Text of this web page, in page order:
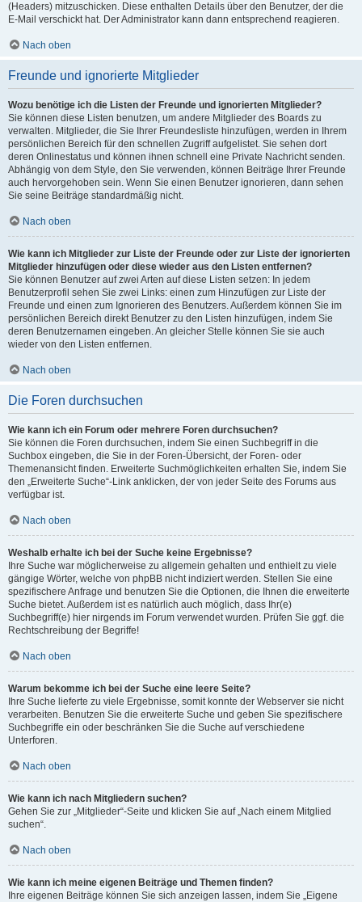
(Headers) mitzuschicken. Diese enthalten Details über den Benutzer, der die
E-Mail verschickt hat. Der Administrator kann dann entsprechend reagieren.
Nach oben
Freunde und ignorierte Mitglieder
Wozu benötige ich die Listen der Freunde und ignorierten Mitglieder?
Sie können diese Listen benutzen, um andere Mitglieder des Boards zu
verwalten. Mitglieder, die Sie Ihrer Freundesliste hinzufügen, werden in Ihrem
persönlichen Bereich für den schnellen Zugriff aufgelistet. Sie sehen dort
deren Onlinestatus und können ihnen schnell eine Private Nachricht senden.
Abhängig von dem Style, den Sie verwenden, können Beiträge Ihrer Freunde
auch hervorgehoben sein. Wenn Sie einen Benutzer ignorieren, dann sehen
Sie seine Beiträge standardmäßig nicht.
Nach oben
Wie kann ich Mitglieder zur Liste der Freunde oder zur Liste der ignorierten
Mitglieder hinzufügen oder diese wieder aus den Listen entfernen?
Sie können Benutzer auf zwei Arten auf diese Listen setzen: In jedem
Benutzerprofil sehen Sie zwei Links: einen zum Hinzufügen zur Liste der
Freunde und einen zum Ignorieren des Benutzers. Außerdem können Sie im
persönlichen Bereich direkt Benutzer zu den Listen hinzufügen, indem Sie
deren Benutzernamen eingeben. An gleicher Stelle können Sie sie auch
wieder von den Listen entfernen.
Nach oben
Die Foren durchsuchen
Wie kann ich ein Forum oder mehrere Foren durchsuchen?
Sie können die Foren durchsuchen, indem Sie einen Suchbegriff in die
Suchbox eingeben, die Sie in der Foren-Übersicht, der Foren- oder
Themenansicht finden. Erweiterte Suchmöglichkeiten erhalten Sie, indem Sie
den „Erweiterte Suche“-Link anklicken, der von jeder Seite des Forums aus
verfügbar ist.
Nach oben
Weshalb erhalte ich bei der Suche keine Ergebnisse?
Ihre Suche war möglicherweise zu allgemein gehalten und enthielt zu viele
gängige Wörter, welche von phpBB nicht indiziert werden. Stellen Sie eine
spezifischere Anfrage und benutzen Sie die Optionen, die Ihnen die erweiterte
Suche bietet. Außerdem ist es natürlich auch möglich, dass Ihr(e)
Suchbegriff(e) hier nirgends im Forum verwendet wurden. Prüfen Sie ggf. die
Rechtschreibung der Begriffe!
Nach oben
Warum bekomme ich bei der Suche eine leere Seite?
Ihre Suche lieferte zu viele Ergebnisse, somit konnte der Webserver sie nicht
verarbeiten. Benutzen Sie die erweiterte Suche und geben Sie spezifischere
Suchbegriffe ein oder beschränken Sie die Suche auf verschiedene
Unterforen.
Nach oben
Wie kann ich nach Mitgliedern suchen?
Gehen Sie zur „Mitglieder“-Seite und klicken Sie auf „Nach einem Mitglied
suchen“.
Nach oben
Wie kann ich meine eigenen Beiträge und Themen finden?
Ihre eigenen Beiträge können Sie sich anzeigen lassen, indem Sie „Eigene